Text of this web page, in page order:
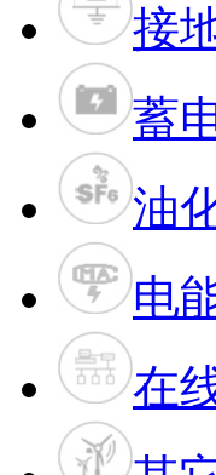
接
蓄
油
电
在